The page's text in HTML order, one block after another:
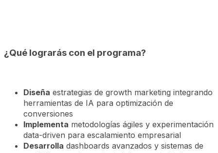
¿Qué lograrás con el programa?
Diseña estrategias de growth marketing integrando
herramientas de IA para optimización de
conversiones
Implementa metodologías ágiles y experimentación
data-driven para escalamiento empresarial
Desarrolla dashboards avanzados y sistemas de